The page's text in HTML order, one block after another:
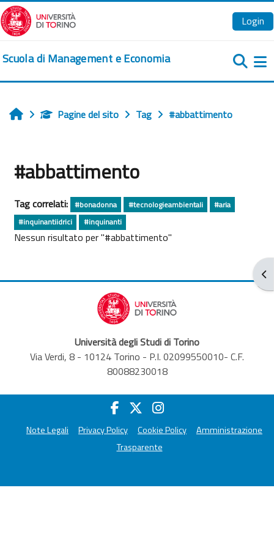
Vai al contenuto principale
Login
Scuola di Management e Economia
HomePagine del sito Tag #abbattimento
#abbattimento
Tag correlati: #bonadonna #tecnologieambientali
#aria
#inquinantiidrici
#inquinanti
Nessun risultato per "#abbattimento"
Università degli Studi di Torino
Via Verdi, 8 - 10124 Torino - P.I. 02099550010- C.F.
80088230018
Note Legali Privacy Policy Cookie Policy
Amministrazione
Trasparente